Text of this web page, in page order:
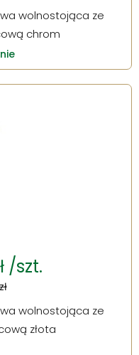
wolnostojąca ze
chrom
/szt.
wolnostojąca ze
złota